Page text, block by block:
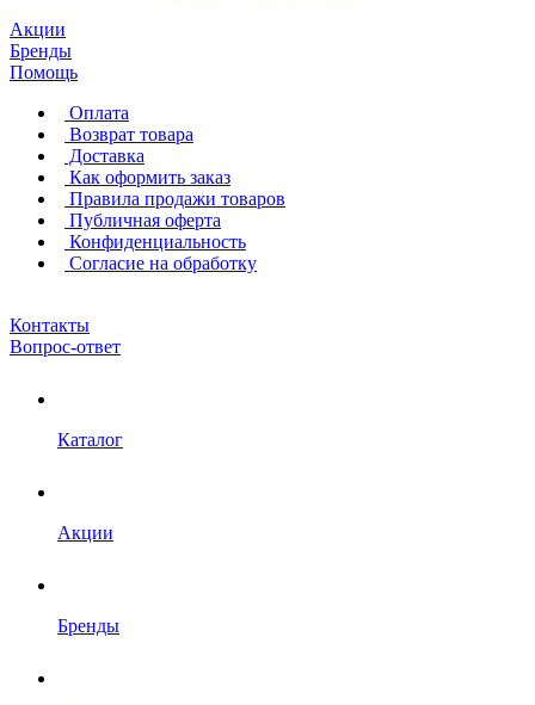
Акции
Бренды
Помощь
Оплата
Возврат товара
Доставка
Как оформить заказ
Правила продажи товаров
Публичная оферта
Конфиденциальность
Согласие на обработку
Контакты
Вопрос-ответ
Каталог
Акции
Бренды